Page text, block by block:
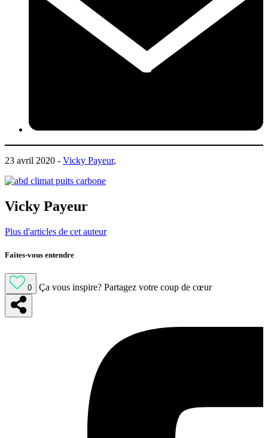
23 avril 2020 - Vicky Payeur,
Vicky Payeur
Plus d'articles de cet auteur
Faites-vous entendre
0 Ça vous inspire? Partagez votre coup de cœur